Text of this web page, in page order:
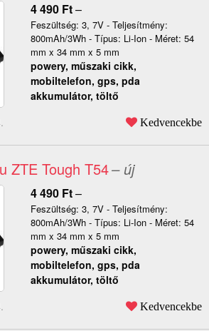
4 490 Ft–
Feszültség: 3, 7V - Teljesítmény:
800mAh/3Wh - Típus: Li-Ion - Méret: 54
mm x 34 mm x 5 mm
powery, műszaki cikk,
mobiltelefon, gps, pda
akkumulátor, töltő
Kedvencekbe
ZTE Tough T54– új
4 490 Ft–
Feszültség: 3, 7V - Teljesítmény:
800mAh/3Wh - Típus: Li-Ion - Méret: 54
mm x 34 mm x 5 mm
powery, műszaki cikk,
mobiltelefon, gps, pda
akkumulátor, töltő
Kedvencekbe